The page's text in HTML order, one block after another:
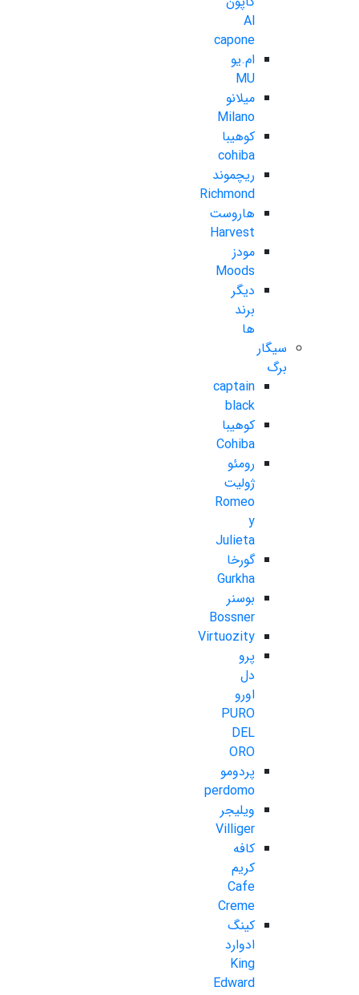
Al
capone
ام.یو
MU
میلانو
Milano
کوهیبا
cohiba
ریچموند
Richmond
هاروست
Harvest
مودز
Moods
دیگر
برند
ها
سیگار
برگ
captain
black
کوهیبا
Cohiba
رومئو
ژولیت
Romeo
y
Julieta
گورخا
Gurkha
بوسنر
Bossner
Virtuozity
پرو
دل
اورو
PURO
DEL
ORO
پردومو
perdomo
ویلیجر
Villiger
کافه
کریم
Cafe
Creme
کینگ
ادوارد
King
Edward